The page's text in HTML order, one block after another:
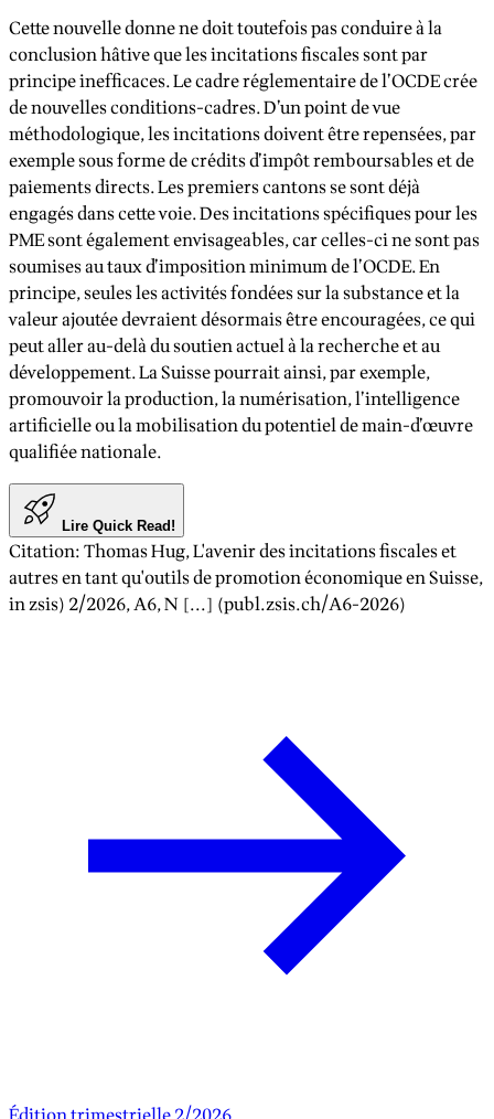
Cette nouvelle donne ne doit toutefois pas conduire à la
conclusion hâtive que les incitations fiscales sont par
principe inefficaces. Le cadre réglementaire de l’OCDE crée
de nouvelles conditions-cadres. D’un point de vue
méthodologique, les incitations doivent être repensées, par
exemple sous forme de crédits d’impôt remboursables et de
paiements directs. Les premiers cantons se sont déjà
engagés dans cette voie. Des incitations spécifiques pour les
PME sont également envisageables, car celles-ci ne sont pas
soumises au taux d’imposition minimum de l’OCDE. En
principe, seules les activités fondées sur la substance et la
valeur ajoutée devraient désormais être encouragées, ce qui
peut aller au-delà du soutien actuel à la recherche et au
développement. La Suisse pourrait ainsi, par exemple,
promouvoir la production, la numérisation, l’intelligence
artificielle ou la mobilisation du potentiel de main-d’œuvre
qualifiée nationale.
Lire Quick Read!
Citation:Thomas Hug,L'avenir des incitations fiscales et
autres en tant qu'outils de promotion économique en Suisse,
in zsis) 2/2026, A6, N [...] (publ.zsis.ch/A6-2026)